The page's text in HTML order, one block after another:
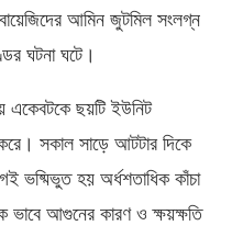
আমিন জুটমিল সংলগ্ন
ঘটনা ঘটে।
একেবটকে ছয়টি ইউনিট
সকাল সাড়ে আটটার দিকে
ভষ্মিভুত হয় অর্ধশতাধিক কাঁচা
ভাবে আগুনের কারণ ও ক্ষয়ক্ষতি